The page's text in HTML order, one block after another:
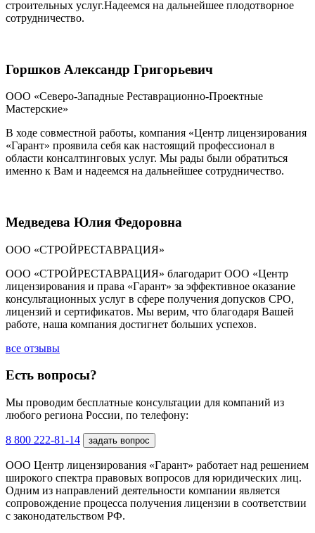
строительных услуг.Надеемся на дальнейшее плодотворное
сотрудничество.
Горшков Александр Григорьевич
ООО «Северо-Западные Реставрационно-Проектные
Мастерские»
В ходе совместной работы, компания «Центр лицензирования
«Гарант» проявила себя как настоящий профессионал в
области консалтинговых услуг. Мы рады были обратиться
именно к Вам и надеемся на дальнейшее сотрудничество.
Медведева Юлия Федоровна
ООО «СТРОЙРЕСТАВРАЦИЯ»
ООО «СТРОЙРЕСТАВРАЦИЯ» благодарит ООО «Центр
лицензирования и права «Гарант» за эффективное оказание
консультационных услуг в сфере получения допусков СРО,
лицензий и сертификатов. Мы верим, что благодаря Вашей
работе, наша компания достигнет больших успехов.
все отзывы
Есть вопросы?
Мы проводим бесплатные консультации для компаний из
любого региона России, по телефону:
8 800 222-81-14 задать вопрос
ООО Центр лицензирования «Гарант» работает над решением
широкого спектра правовых вопросов для юридических лиц.
Одним из направлений деятельности компании является
сопровождение процесса получения лицензии в соответствии
с законодательством РФ.